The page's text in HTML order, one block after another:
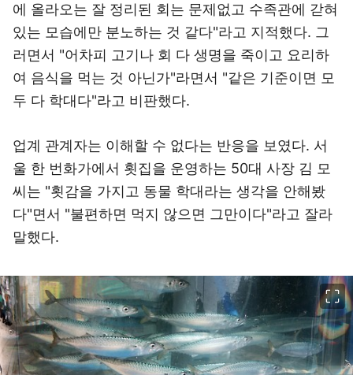
에 올라오는 잘 정리된 회는 문제없고 수족관에 갇혀
있는 모습에만 분노하는 것 같다"라고 지적했다. 그
러면서 "어차피 고기나 회 다 생명을 죽이고 요리하
여 음식을 먹는 것 아닌가"라면서 "같은 기준이면 모
두 다 학대다"라고 비판했다.
업계 관계자는 이해할 수 없다는 반응을 보였다. 서
울 한 번화가에서 횟집을 운영하는 50대 사장 김 모
씨는 "횟감을 가지고 동물 학대라는 생각을 안해봤
다"면서 "불편하면 먹지 않으면 그만이다"라고 잘라
말했다.